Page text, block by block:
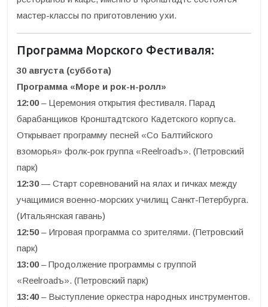
мастер-классы по приготовлению ухи.
Программа Морского Фестиваля:
30 августа (суббота)
Программа «Море и рок-н-ролл»
12:00– Церемония открытия фестиваля. Парад
барабанщиков Кронштадтского Кадетского корпуса.
Открывает программу песней «Со Балтийского
взоморья» фолк-рок группа «Reelroadъ». (Петровский
парк)
12:30— Старт соревнований на ялах и гичках между
учащимися военно-морских училищ Санкт-Петербурга.
(Итальянская гавань)
12:50– Игровая программа со зрителями. (Петровский
парк)
13:00– Продолжение программы с группой
«Reelroadъ». (Петровский парк)
13:40– Выступление оркестра народных инструментов.